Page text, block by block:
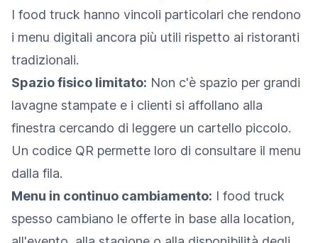
I food truck hanno vincoli particolari che rendono
i menu digitali ancora più utili rispetto ai ristoranti
tradizionali.
Spazio fisico limitato: Non c'è spazio per grandi
lavagne stampate e i clienti si affollano alla
finestra cercando di leggere un cartello piccolo.
Un codice QR permette loro di consultare il menu
dalla fila.
Menu in continuo cambiamento: I food truck
spesso cambiano le offerte in base alla location,